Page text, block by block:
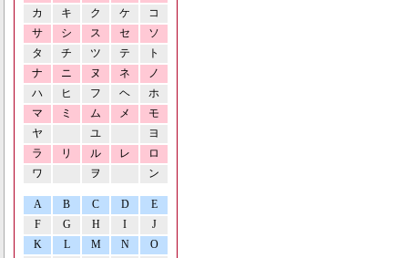
カ
キ ク ケ
コ
サ
シ ス セ
ソ
タ
チ ツ テ
ト
ナ
ニ ヌ ネ
ノ
ハ
ヒ フ ヘ
ホ
マ
ミ ム メ
モ
ヤ
ユ
ヨ
ラ
リ ル レ
ロ
ワ
ヲ ン
A B C D
E
F
G H I
J
K
L M N O